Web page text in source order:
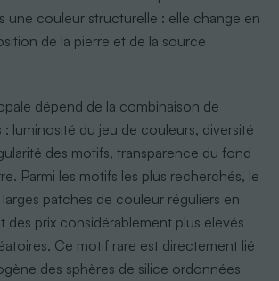
une couleur structurelle : elle change en
de la pierre et de la source
dépend de la combinaison de
: luminosité du jeu de couleurs, diversité
des motifs, transparence du fond
Parmi les motifs les plus recherchés, le
patches de couleur réguliers en
des prix considérablement plus élevés
Ce motif rare est directement lié
des sphères de silice ordonnées